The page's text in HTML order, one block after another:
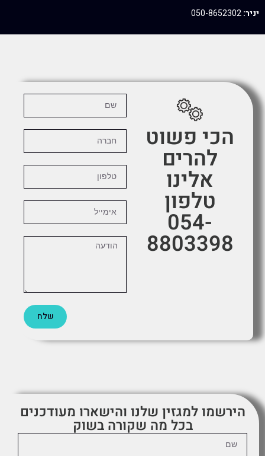
יניר:
הכי פשוט
להרים
אלינו
טלפון
054-
8803398
שלח
הירשמו למגזין שלנו והישארו מעודכנים
בכל מה שקורה בשוק